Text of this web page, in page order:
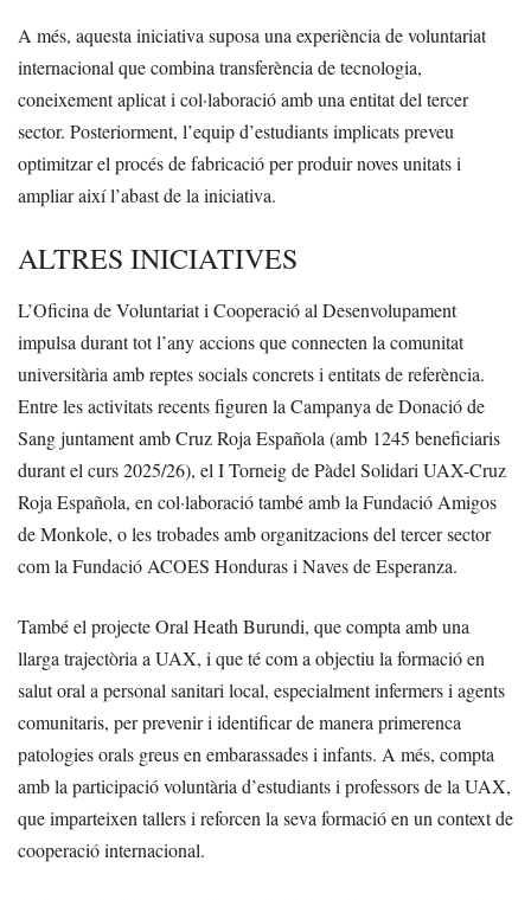
A més, aquesta iniciativa suposa una experiència de voluntariat
internacional que combina transferència de tecnologia,
coneixement aplicat i col·laboració amb una entitat del tercer
sector. Posteriorment, l’equip d’estudiants implicats preveu
optimitzar el procés de fabricació per produir noves unitats i
ampliar així l’abast de la iniciativa.
ALTRES INICIATIVES
L’Oficina de Voluntariat i Cooperació al Desenvolupament
impulsa durant tot l’any accions que connecten la comunitat
universitària amb reptes socials concrets i entitats de referència.
Entre les activitats recents figuren la Campanya de Donació de
Sang juntament amb Cruz Roja Española (amb 1245 beneficiaris
durant el curs 2025/26), el I Torneig de Pàdel Solidari UAX-Cruz
Roja Española, en col·laboració també amb la Fundació Amigos
de Monkole, o les trobades amb organitzacions del tercer sector
com la Fundació ACOES Honduras i Naves de Esperanza.
També el projecte Oral Heath Burundi, que compta amb una
llarga trajectòria a UAX, i que té com a objectiu la formació en
salut oral a personal sanitari local, especialment infermers i agents
comunitaris, per prevenir i identificar de manera primerenca
patologies orals greus en embarassades i infants. A més, compta
amb la participació voluntària d’estudiants i professors de la UAX,
que imparteixen tallers i reforcen la seva formació en un context de
cooperació internacional.